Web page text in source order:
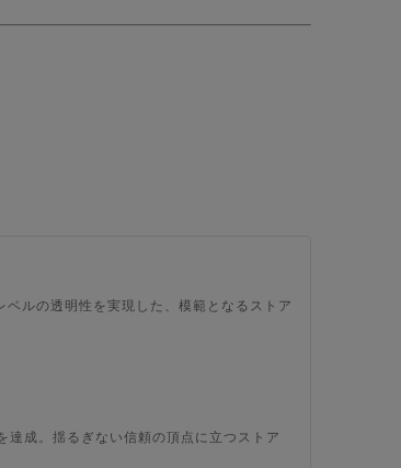
ルの透明性を実現した、模範となるストア
成。揺るぎない信頼の頂点に立つストア